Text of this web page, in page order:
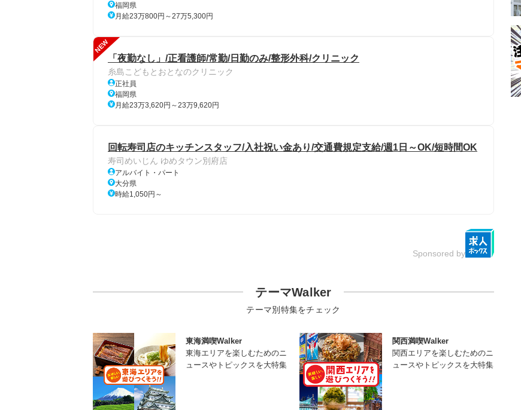
福岡県
月給23万800円～27万5,300円
NEW
「夜勤なし」/正看護師/常勤/日勤のみ/整形外科/クリニック
糸島こどもとおとなのクリニック
正社員
福岡県
月給23万3,620円～23万9,620円
回転寿司店のキッチンスタッフ/入社祝い金あり/交通費規定支給/週1日～OK/短時間OK
寿司めいじん ゆめタウン別府店
アルバイト・パート
大分県
時給1,050円～
Sponsored by
テーマWalker
テーマ別特集をチェック
東海満喫Walker
東海エリアを楽しむためのニ
ュースやトピックスを大特集
関西満喫Walker
関西エリアを楽しむためのニ
ュースやトピックスを大特集